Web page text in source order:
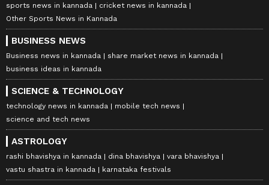
sports news in kannada
cricket news in kannada
Other Sports News in Kannada
BUSINESS NEWS
Business news in kannada
share market news in kannada
business ideas in kannada
SCIENCE & TECHNOLOGY
technology news in kannada
mobile tech news
science and tech news
ASTROLOGY
rashi bhavishya in kannada dina bhavishya
vara bhavishya
vastu shastra in kannada
karnataka festivals